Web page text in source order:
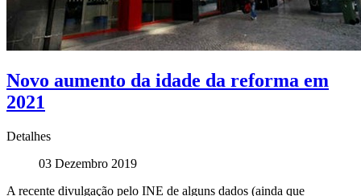
Novo aumento da idade da reforma em
2021
Detalhes
03 Dezembro 2019
A recente divulgação pelo INE de alguns dados (ainda que